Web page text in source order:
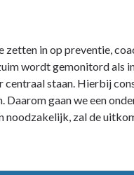
in op preventie,
wordt gemonitord als
centraal staan. Hierbij
gaan we een
noodzakelijk, zal de